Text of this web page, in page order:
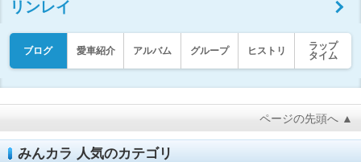
リンレイ
ブログ 愛車紹介 アルバム グループ ヒストリ
ラップ
タイム
ページの先頭へ ▲
みんカラ 人気のカテゴリ